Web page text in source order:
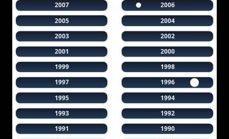
2007
2006
2005
2004
2003
2002
2001
2000
1999
1998
1997
1996
1995
1994
1993
1992
1991
1990